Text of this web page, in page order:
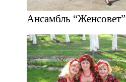
Ансамбль “Женсовет”